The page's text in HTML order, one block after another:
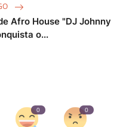
Afro House "DJ Johnny
o...
0 0